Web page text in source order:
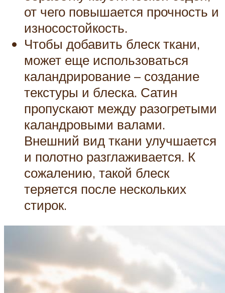
от чего повышается прочность и
износостойкость.
Чтобы добавить блеск ткани,
может еще использоваться
каландрирование – создание
текстуры и блеска. Сатин
пропускают между разогретыми
каландровыми валами.
Внешний вид ткани улучшается
и полотно разглаживается. К
сожалению, такой блеск
теряется после нескольких
стирок.